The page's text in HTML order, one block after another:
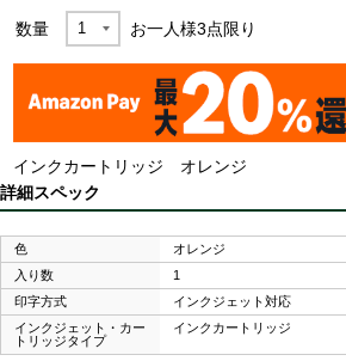
数量 お一人様3点限り
インクカートリッジ オレンジ
詳細スペック
色
オレンジ
入り数
1
印字方式
インクジェット対応
インクジェット・カー
トリッジタイプ
インクカートリッジ